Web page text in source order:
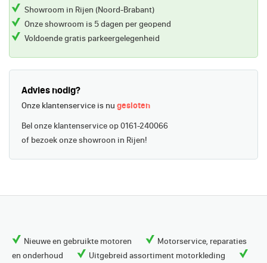
Showroom in Rijen (Noord-Brabant)
Onze showroom is 5 dagen per geopend
Voldoende gratis parkeergelegenheid
Advies nodig?
Onze klantenservice is nu gesloten
Bel onze klantenservice op 0161-240066
of bezoek onze showroon in Rijen!
Nieuwe en gebruikte motoren
Motorservice, reparaties
en onderhoud
Uitgebreid assortiment motorkleding